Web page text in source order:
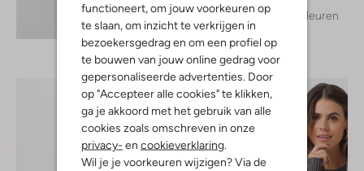
functioneert, om jouw voorkeuren op
te slaan, om inzicht te verkrijgen in
bezoekersgedrag en om een profiel op
te bouwen van jouw online gedrag voor
gepersonaliseerde advertenties. Door
op "Accepteer alle cookies" te klikken,
ga je akkoord met het gebruik van alle
cookies zoals omschreven in onze
privacy- en cookieverklaring
Wil je je voorkeuren wijzigen? Via de
Ontdek de look + meer kleuren